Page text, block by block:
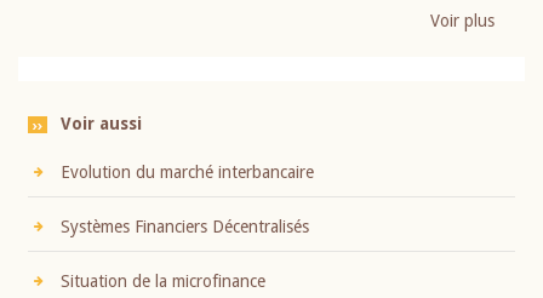
Voir plus
Voir aussi
Evolution du marché interbancaire
Systèmes Financiers Décentralisés
Situation de la microfinance